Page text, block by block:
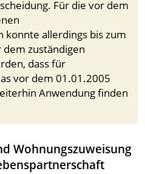
Für die vor dem
konnte allerdings bis zum
zuständigen
dass für
vor dem 01.01.2005
Anwendung finden
Wohnungszuweisung